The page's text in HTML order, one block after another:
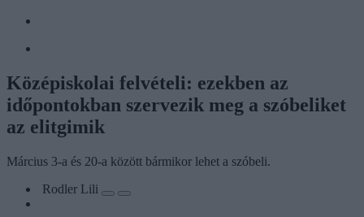
Középiskolai felvételi: ezekben az
időpontokban szervezik meg a szóbeliket
az elitgimik
Március 3-a és 20-a között bármikor lehet a szóbeli.
Rodler Lili